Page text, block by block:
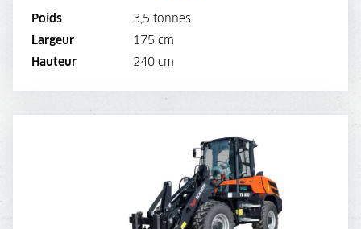
Poids
3,5 tonnes
Largeur
175 cm
Hauteur
240 cm
SCHAEFF TL100
TARIF JOURNALIER
TARIF SEMAINE
120,-
TARIF MENSUEL
90,-